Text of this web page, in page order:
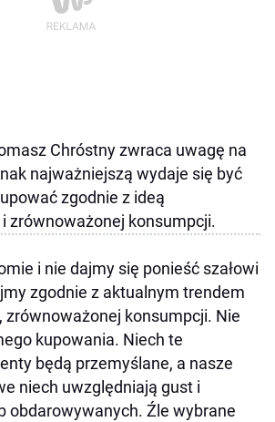
Chróstny zwraca uwagę na
najważniejszą wydaje się być
zgodnie z ideą
zrównoważonej konsumpcji.
i nie dajmy się ponieść szałowi
zgodnie z aktualnym trendem
zrównoważonej konsumpcji. Nie
kupowania. Niech te
będą przemyślane, a nasze
niech uwzględniają gust i
obdarowywanych. Źle wybrane